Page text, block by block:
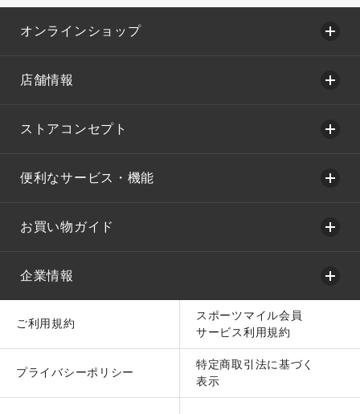
オンラインショップ
店舗情報
ストアコンセプト
便利なサービス・機能
お買い物ガイド
企業情報
ご利用規約
スポーツマイル会員
サービス利用規約
プライバシーポリシー
特定商取引法に基づく
表示